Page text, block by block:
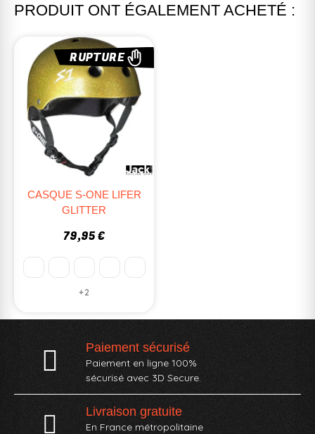
PRODUIT ONT ÉGALEMENT ACHETÉ :
RUPTURE
CASQUE S-ONE LIFER
GLITTER
79,95 €
+2
Paiement sécurisé
Paiement en ligne 100%
sécurisé avec 3D Secure.
Livraison gratuite
En France métropolitaine